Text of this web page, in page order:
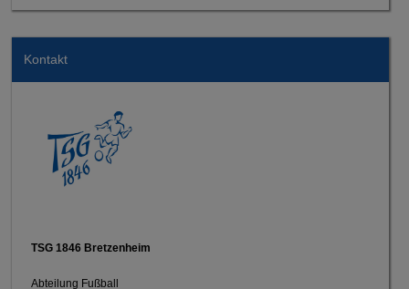
Kontakt
TSG 1846 Bretzenheim
Abteilung Fußball